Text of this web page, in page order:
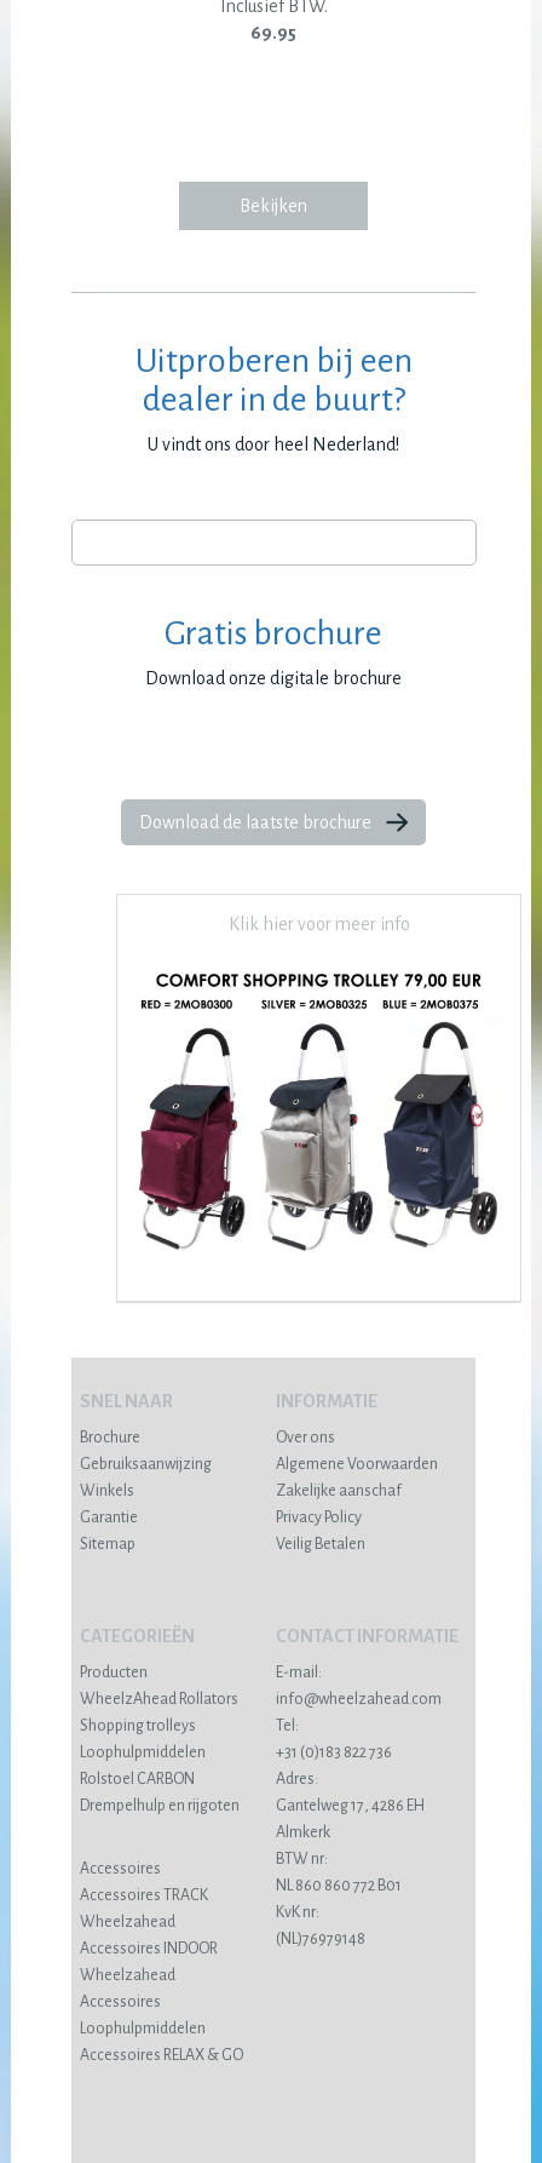
Inclusief BTW.
69.95
Bekijken
Uitproberen bij een
dealer in de buurt?
U vindt ons door heel Nederland!
Gratis brochure
Download onze digitale brochure
Download de laatste brochure
Klik hier voor meer info
SNEL NAAR
Brochure
Gebruiksaanwijzing
Winkels
Garantie
Sitemap
INFORMATIE
Over ons
Algemene Voorwaarden
Zakelijke aanschaf
Privacy Policy
Veilig Betalen
CATEGORIEËN
Producten
WheelzAhead Rollators
Shopping trolleys
Loophulpmiddelen
Rolstoel CARBON
Drempelhulp en rijgoten
Accessoires
Accessoires TRACK
Wheelzahead
Accessoires INDOOR
Wheelzahead
Accessoires
Loophulpmiddelen
Accessoires RELAX & GO
CONTACT INFORMATIE
E-mail:
info@wheelzahead.com
Tel:
+31 (0)183 822 736
Adres:
Gantelweg 17, 4286 EH
Almkerk
BTW nr:
NL 860 860 772 B01
KvK nr:
(NL)76979148